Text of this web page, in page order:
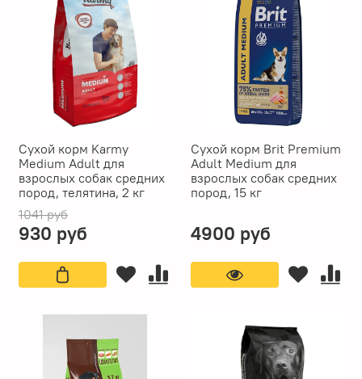
Сухой корм Karmy
Medium Adult для
взрослых собак средних
пород, телятина, 2 кг
1041 руб
930 руб
Сухой корм Brit Premium
Adult Medium для
взрослых собак средних
пород, 15 кг
4900 руб